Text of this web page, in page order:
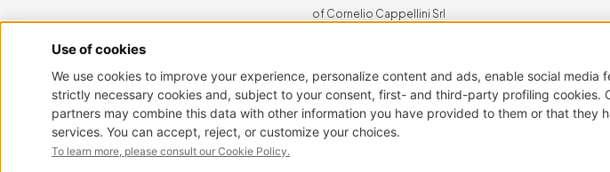
HESSENTIA GALLERY_MILANO SOCIAL
of Cornelio Cappellini Srl